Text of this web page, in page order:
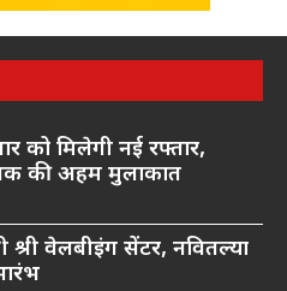
को मिलेगी नई रफ्तार,
की अहम मुलाकात
श्री वेलबीइंग सेंटर, नवितल्या